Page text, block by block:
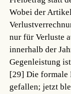
Wobei der
nur für Verluste
innerhalb der
Gegenleistung
[29] Die formale
gefallen; jetzt